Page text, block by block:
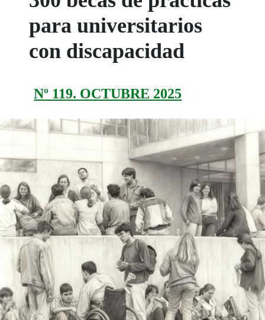
para universitarios
con discapacidad
Nº 119. OCTUBRE 2025